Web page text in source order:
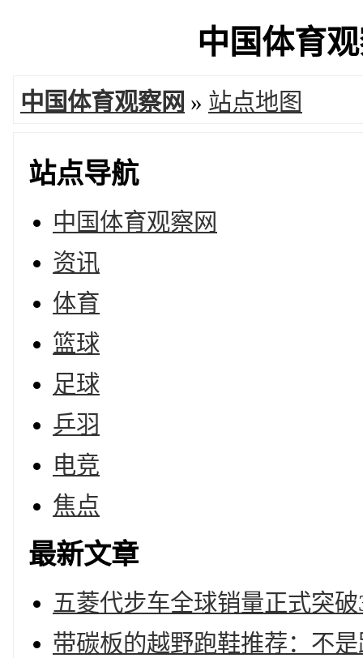
中国体育
中国体育观察网 » 站点地图
站点导航
中国体育观察网
资讯
体育
篮球
足球
乒羽
电竞
焦点
最新文章
五菱代步车全球销量正式突
带碳板的越野跑鞋推荐：不